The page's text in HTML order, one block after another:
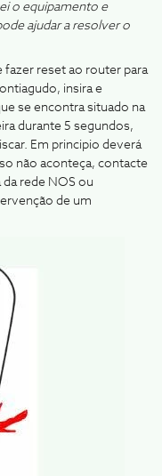
o equipamento e
ajudar a resolver o
fazer reset ao router para
insira e
se encontra situado na
durante 5 segundos,
Em principio deverá
não aconteça, contacte
rede NOS ou
de um